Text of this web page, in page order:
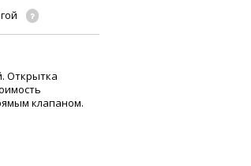
Открытка
клапаном.